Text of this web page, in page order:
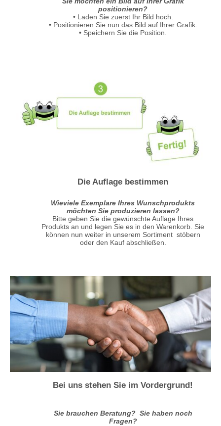
positionieren?
• Laden Sie zuerst Ihr Bild hoch.
• Positionieren Sie nun das Bild auf Ihrer Grafik.
• Speichern Sie die Position.
Die Auflage bestimmen
Wieviele Exemplare Ihres Wunschprodukts
möchten Sie produzieren lassen?
Bitte geben Sie die gewünschte Auflage Ihres
Produkts an und legen Sie es in den Warenkorb. Sie
können nun weiter in unserem Sortiment stöbern
oder den Kauf abschließen.
Bei uns stehen Sie im Vordergrund!
Sie brauchen Beratung? Sie haben noch
Fragen?